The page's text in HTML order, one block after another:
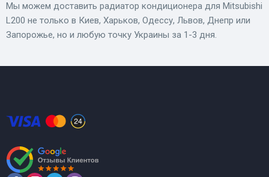
Мы можем доставить радиатор кондиционера для Mitsubishi
L200 не только в Киев, Харьков, Одессу, Львов, Днепр или
Запорожье, но и любую точку Украины за 1-3 дня.